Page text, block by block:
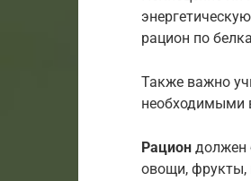
рацион по
Также важно
необходимыми
Рацион должен
овощи, фрукты,